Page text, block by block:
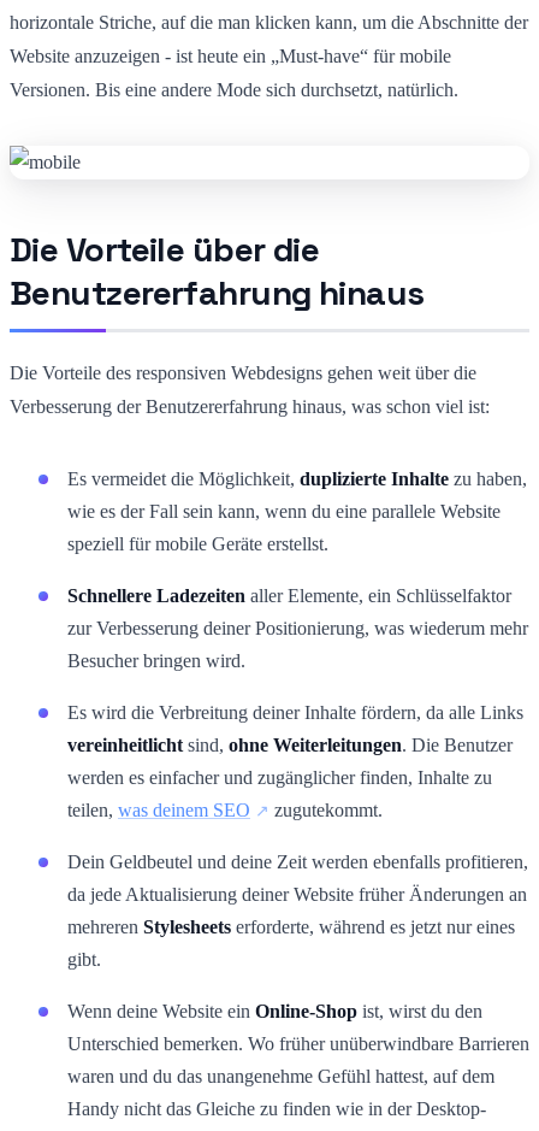
horizontale Striche, auf die man klicken kann, um die Abschnitte der
Website anzuzeigen - ist heute ein „Must-have“ für mobile
Versionen. Bis eine andere Mode sich durchsetzt, natürlich.
Die Vorteile über die
Benutzererfahrung hinaus
Die Vorteile des responsiven Webdesigns gehen weit über die
Verbesserung der Benutzererfahrung hinaus, was schon viel ist:
Es vermeidet die Möglichkeit, duplizierte Inhalte zu haben,
wie es der Fall sein kann, wenn du eine parallele Website
speziell für mobile Geräte erstellst.
Schnellere Ladezeiten aller Elemente, ein Schlüsselfaktor
zur Verbesserung deiner Positionierung, was wiederum mehr
Besucher bringen wird.
Es wird die Verbreitung deiner Inhalte fördern, da alle Links
vereinheitlicht sind, ohne Weiterleitungen. Die Benutzer
werden es einfacher und zugänglicher finden, Inhalte zu
teilen, was deinem SEO zugutekommt.
Dein Geldbeutel und deine Zeit werden ebenfalls profitieren,
da jede Aktualisierung deiner Website früher Änderungen an
mehreren Stylesheets erforderte, während es jetzt nur eines
gibt.
Wenn deine Website ein Online-Shop ist, wirst du den
Unterschied bemerken. Wo früher unüberwindbare Barrieren
waren und du das unangenehme Gefühl hattest, auf dem
Handy nicht das Gleiche zu finden wie in der Desktop-